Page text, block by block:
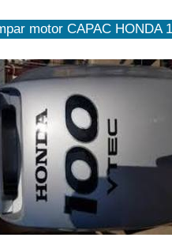
motor CAPAC HONDA